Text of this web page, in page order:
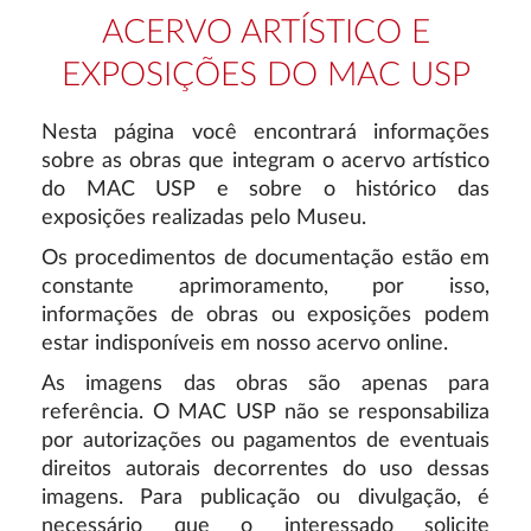
ACERVO ARTÍSTICO E
EXPOSIÇÕES DO MAC USP
Nesta página você encontrará informações
sobre as obras que integram o acervo artístico
do MAC USP e sobre o histórico das
exposições realizadas pelo Museu.
Os procedimentos de documentação estão em
constante aprimoramento, por isso,
informações de obras ou exposições podem
estar indisponíveis em nosso acervo online.
As imagens das obras são apenas para
referência. O MAC USP não se responsabiliza
por autorizações ou pagamentos de eventuais
direitos autorais decorrentes do uso dessas
imagens. Para publicação ou divulgação, é
necessário que o interessado solicite